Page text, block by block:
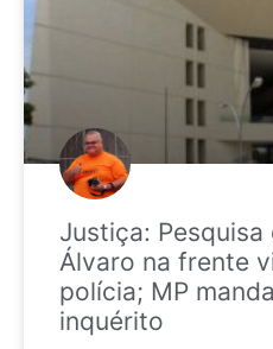
Justiça:
Álvaro na frente
polícia; MP
inquérito